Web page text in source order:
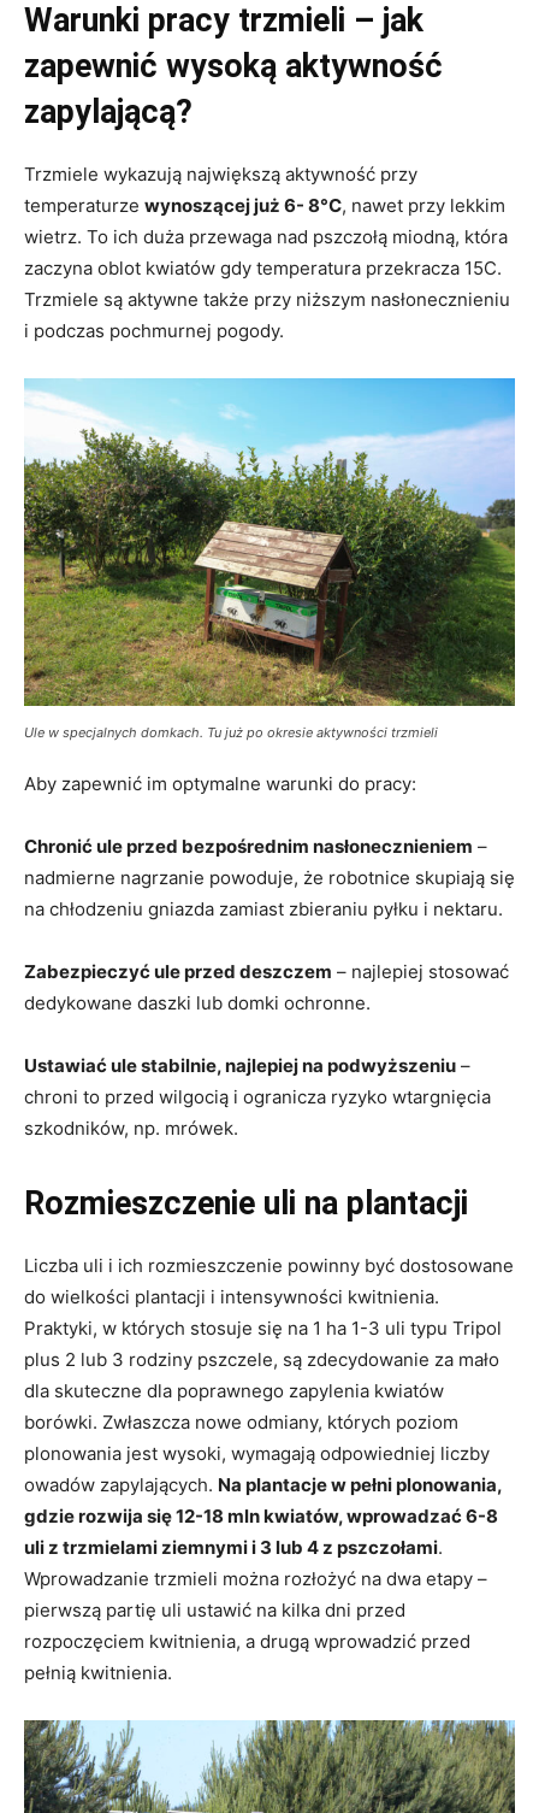
Warunki pracy trzmieli – jak
zapewnić wysoką aktywność
zapylającą?
Trzmiele wykazują największą aktywność przy
temperaturze wynoszącej już 6- 8°C, nawet przy lekkim
wietrz. To ich duża przewaga nad pszczołą miodną, która
zaczyna oblot kwiatów gdy temperatura przekracza 15C.
Trzmiele są aktywne także przy niższym nasłonecznieniu
i podczas pochmurnej pogody.
Ule w specjalnych domkach. Tu już po okresie aktywności trzmieli
Aby zapewnić im optymalne warunki do pracy:
Chronić ule przed bezpośrednim nasłonecznieniem –
nadmierne nagrzanie powoduje, że robotnice skupiają się
na chłodzeniu gniazda zamiast zbieraniu pyłku i nektaru.
Zabezpieczyć ule przed deszczem – najlepiej stosować
dedykowane daszki lub domki ochronne.
Ustawiać ule stabilnie, najlepiej na podwyższeniu –
chroni to przed wilgocią i ogranicza ryzyko wtargnięcia
szkodników, np. mrówek.
Rozmieszczenie uli na plantacji
Liczba uli i ich rozmieszczenie powinny być dostosowane
do wielkości plantacji i intensywności kwitnienia.
Praktyki, w których stosuje się na 1 ha 1-3 uli typu Tripol
plus 2 lub 3 rodziny pszczele, są zdecydowanie za mało
dla skuteczne dla poprawnego zapylenia kwiatów
borówki. Zwłaszcza nowe odmiany, których poziom
plonowania jest wysoki, wymagają odpowiedniej liczby
owadów zapylających. Na plantacje w pełni plonowania,
gdzie rozwija się 12-18 mln kwiatów, wprowadzać 6-8
uli z trzmielami ziemnymi i 3 lub 4 z pszczołami.
Wprowadzanie trzmieli można rozłożyć na dwa etapy –
pierwszą partię uli ustawić na kilka dni przed
rozpoczęciem kwitnienia, a drugą wprowadzić przed
pełnią kwitnienia.